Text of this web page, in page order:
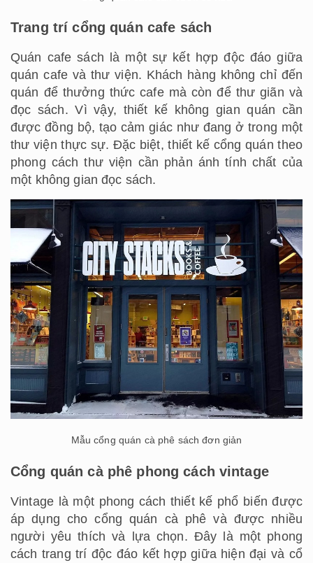
Trang trí cổng quán cafe sách
Quán cafe sách là một sự kết hợp độc đáo giữa
quán cafe và thư viện. Khách hàng không chỉ đến
quán để thưởng thức cafe mà còn để thư giãn và
đọc sách. Vì vậy, thiết kế không gian quán cần
được đồng bộ, tạo cảm giác như đang ở trong một
thư viện thực sự. Đặc biệt, thiết kế cổng quán theo
phong cách thư viện cần phản ánh tính chất của
một không gian đọc sách.
Mẫu cổng quán cà phê sách đơn giản
Cổng quán cà phê phong cách vintage
Vintage là một phong cách thiết kế phổ biến được
áp dụng cho cổng quán cà phê và được nhiều
người yêu thích và lựa chọn. Đây là một phong
cách trang trí độc đáo kết hợp giữa hiện đại và cổ